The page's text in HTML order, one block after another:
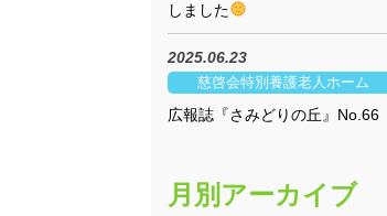
しました
2025.06.23
慈啓会特別養護老人ホーム
広報誌『さみどりの丘』
月別アーカイブ